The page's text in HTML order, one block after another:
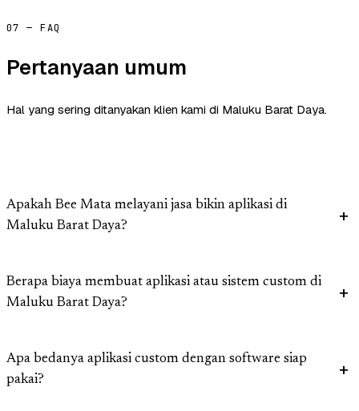
07 — FAQ
Pertanyaan umum
Hal yang sering ditanyakan klien kami di Maluku Barat Daya.
Apakah Bee Mata melayani jasa bikin aplikasi di
Maluku Barat Daya?
Berapa biaya membuat aplikasi atau sistem custom di
Maluku Barat Daya?
Apa bedanya aplikasi custom dengan software siap
pakai?